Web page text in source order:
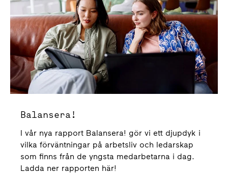
Balansera!
I vår nya rapport Balansera! gör vi ett djupdyk i
vilka förväntningar på arbetsliv och ledarskap
som finns från de yngsta medarbetarna i dag.
Ladda ner rapporten här!